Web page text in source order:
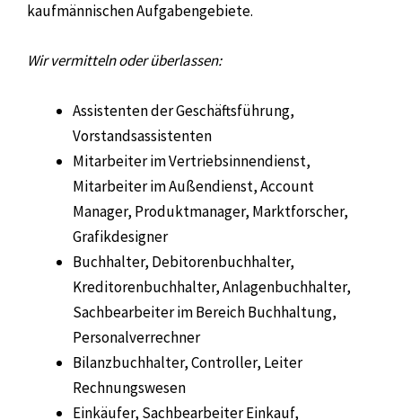
kaufmännischen Aufgabengebiete.
Wir vermitteln oder überlassen:
Assistenten der Geschäftsführung,
Vorstandsassistenten
Mitarbeiter im Vertriebsinnendienst,
Mitarbeiter im Außendienst, Account
Manager, Produktmanager, Marktforscher,
Grafikdesigner
Buchhalter, Debitorenbuchhalter,
Kreditorenbuchhalter, Anlagenbuchhalter,
Sachbearbeiter im Bereich Buchhaltung,
Personalverrechner
Bilanzbuchhalter, Controller, Leiter
Rechnungswesen
Einkäufer, Sachbearbeiter Einkauf,